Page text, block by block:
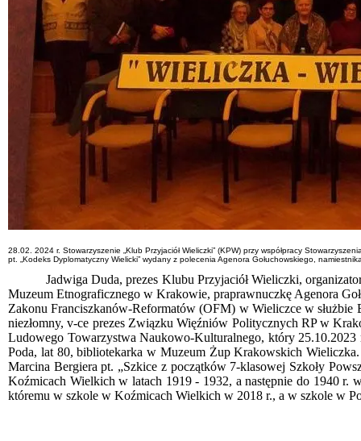
28.02. 2024 r. Stowarzyszenie „Klub Przyjaciół Wieliczki” (KPW) przy współpracy
pt. „Kodeks Dyplomatyczny Wielicki” wydany z polecenia Agenora Gołuchowskiego,
Jadwiga Duda, prezes Klubu Przyjaciół Wieliczki,
Muzeum Etnograficznego w Krakowie, praprawnuczkę Agenora
Zakonu Franciszkanów-Reformatów (OFM) w Wieliczce w
niezłomny, v-ce prezes Związku Więźniów Politycznych RP w
Ludowego Towarzystwa Naukowo-Kulturalnego, który 25.10.2023
Poda, lat 80, bibliotekarka w Muzeum Żup Krakowskich
Marcina Bergiera pt. „Szkice z początków 7-klasowej Szkoły
Koźmicach Wielkich w latach 1919 - 1932, a następnie do 1940
któremu w szkole w Koźmicach Wielkich w 2018 r., a w szkole w